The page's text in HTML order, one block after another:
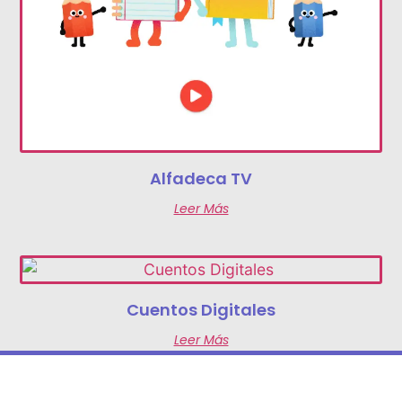
Alfadeca TV
Leer Más
Cuentos Digitales
Leer Más